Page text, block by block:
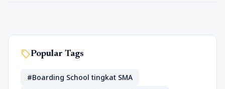
sellPopular Tags
#Boarding School tingkat SMA